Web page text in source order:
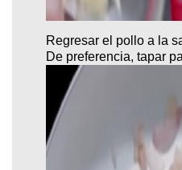
Regresar el pollo a la
De preferencia, tapar